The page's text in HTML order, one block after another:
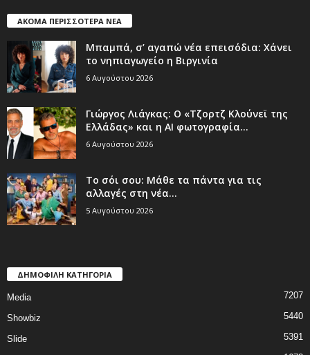
ΑΚΟΜΑ ΠΕΡΙΣΣΟΤΕΡΑ ΝΕΑ
Μπαμπά, σ’ αγαπώ νέα επεισόδια: Χάνει
το νηπιαγωγείο η Βιργινία
6 Αυγούστου 2026
Γιώργος Λιάγκας: Ο «Τζορτζ Κλούνεϊ της
Ελλάδας» και η AI φωτογραφία...
6 Αυγούστου 2026
Το σόι σου: Μάθε τα πάντα για τις
αλλαγές στη νέα...
5 Αυγούστου 2026
ΔΗΜΟΦΙΛΗ ΚΑΤΗΓΟΡΙΑ
Media 7207
Showbiz 5440
Slide 5391